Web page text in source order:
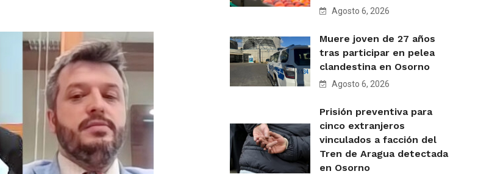
Agosto 6, 2026
Muere joven de 27 años
tras participar en pelea
clandestina en Osorno
Agosto 6, 2026
Prisión preventiva para
cinco extranjeros
vinculados a facción del
Tren de Aragua detectada
en Osorno